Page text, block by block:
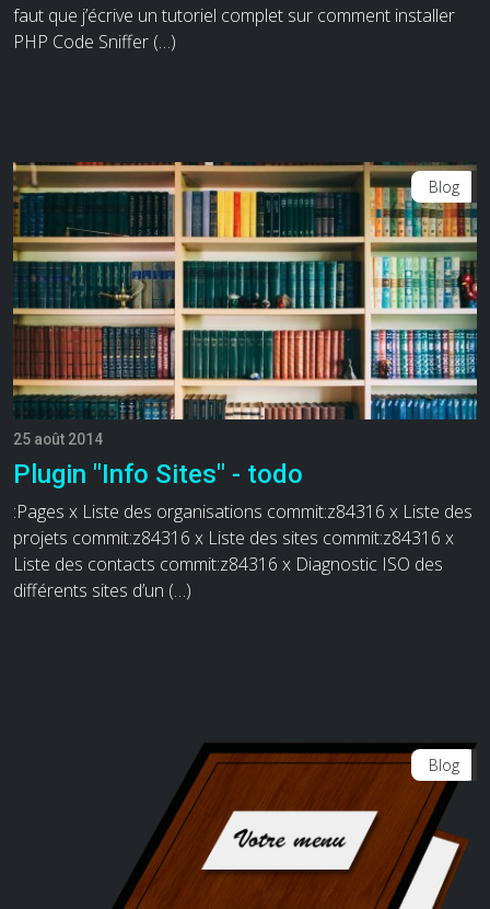
faut que j’écrive un tutoriel complet sur comment installer
PHP Code Sniffer (…)
Blog
25 août 2014
Plugin "Info Sites" - todo
:Pages x Liste des organisations commit:z84316 x Liste des
projets commit:z84316 x Liste des sites commit:z84316 x
Liste des contacts commit:z84316 x Diagnostic ISO des
différents sites d’un (…)
Blog